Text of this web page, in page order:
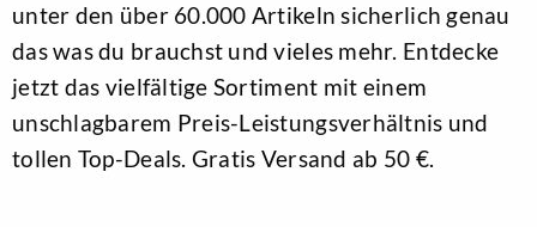
unter den über 60.000 Artikeln sicherlich genau
das was du brauchst und vieles mehr. Entdecke
jetzt das vielfältige Sortiment mit einem
unschlagbarem Preis-Leistungsverhältnis und
tollen Top-Deals. Gratis Versand ab 50 €.